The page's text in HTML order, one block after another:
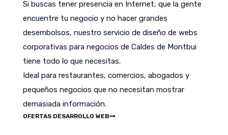
Si buscas tener presencia en Internet, que la gente
encuentre tu negocio y no hacer grandes
desembolsos, nuestro servicio de diseño de webs
corporativas para negocios de Caldes de Montbui
tiene todo lo que necesitas.
Ideal para restaurantes, comercios, abogados y
pequeños negocios que no necesitan mostrar
demasiada información.
OFERTAS DESARROLLO WEB